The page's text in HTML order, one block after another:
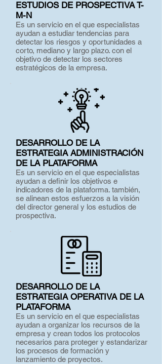
ESTUDIOS DE PROSPECTIVA T-
M-N
Es un servicio en el que especialistas
ayudan a estudiar tendencias para
detectar los riesgos y oportunidades a
corto, mediano y largo plazo. con el
objetivo de detectar los sectores
estratégicos de la empresa.
DESARROLLO DE LA
ESTRATEGIA ADMINISTRACIÓN
DE LA PLATAFORMA
Es un servicio en el que especialistas
ayudan a definir los objetivos e
indicadores de la plataforma. también,
se alinean estos esfuerzos a la visión
del director general y los estudios de
prospectiva.
DESARROLLO DE LA
ESTRATEGIA OPERATIVA DE LA
PLATAFORMA
Es un servicio en el que especialistas
ayudan a organizar los recursos de la
empresa y crean todos los protocolos
necesarios para proteger y estandarizar
los procesos de formación y
lanzamiento de proyectos.